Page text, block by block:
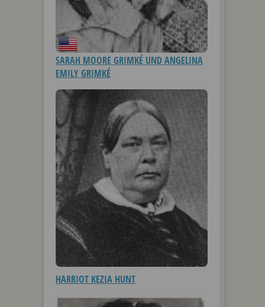
SARAH MOORE GRIMKÉ UND ANGELINA
EMILY GRIMKÉ
HARRIOT KEZIA HUNT